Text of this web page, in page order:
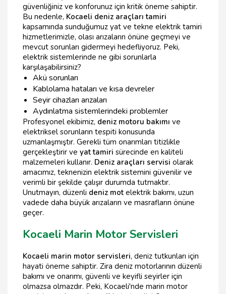
güvenliğiniz ve konforunuz için kritik öneme sahiptir.
Bu nedenle, Kocaeli deniz araçları tamiri
kapsamında sunduğumuz yat ve tekne elektrik tamiri
hizmetlerimizle, olası arızaların önüne geçmeyi ve
mevcut sorunları gidermeyi hedefliyoruz. Peki,
elektrik sistemlerinde ne gibi sorunlarla
karşılaşabilirsiniz?
Akü sorunları
Kablolama hataları ve kısa devreler
Seyir cihazları arızaları
Aydınlatma sistemlerindeki problemler
Profesyonel ekibimiz, deniz motoru bakımı ve
elektriksel sorunların tespiti konusunda
uzmanlaşmıştır. Gerekli tüm onarımları titizlikle
gerçekleştirir ve yat tamiri sürecinde en kaliteli
malzemeleri kullanır. Deniz araçları servisi olarak
amacımız, teknenizin elektrik sistemini güvenilir ve
verimli bir şekilde çalışır durumda tutmaktır.
Unutmayın, düzenli deniz mot elektrik bakımı, uzun
vadede daha büyük arızaların ve masrafların önüne
geçer.
Kocaeli Marin Motor Servisleri
Kocaeli marin motor servisleri, deniz tutkunları için
hayati öneme sahiptir. Zira deniz motorlarının düzenli
bakımı ve onarımı, güvenli ve keyifli seyirler için
olmazsa olmazdır. Peki, Kocaeli'nde marin motor